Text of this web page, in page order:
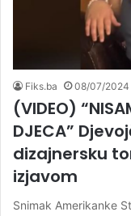
Fiks.ba 08/07/2024
(VIDEO)
DJECA”
dizajnersku
izjavom
Snimak Amerikanke